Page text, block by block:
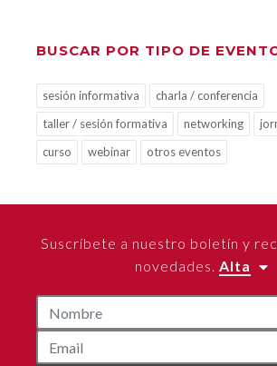
BUSCAR POR TIPO DE
sesión informativa
charla / conferencia
taller / sesión formativa
networking
curso
webinar otros eventos
Suscríbete a nuestro boletín y
novedades. Alta